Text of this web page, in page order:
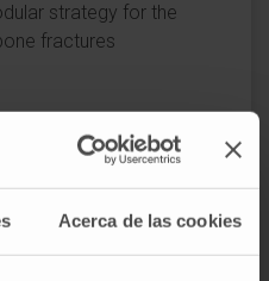
Acerca de las cookies
strategy for the
fractures